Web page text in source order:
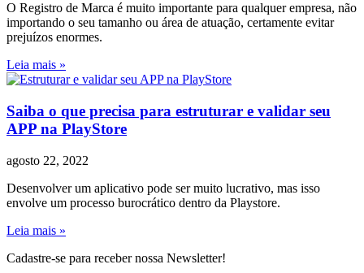
O Registro de Marca é muito importante para qualquer empresa, não
importando o seu tamanho ou área de atuação, certamente evitar
prejuízos enormes.
Leia mais »
Saiba o que precisa para estruturar e validar seu
APP na PlayStore
agosto 22, 2022
Desenvolver um aplicativo pode ser muito lucrativo, mas isso
envolve um processo burocrático dentro da Playstore.
Leia mais »
Cadastre-se para receber nossa Newsletter!